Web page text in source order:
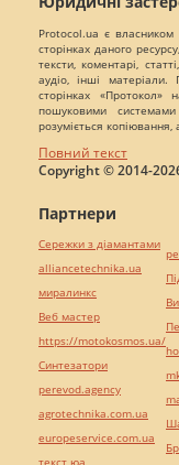
Protocol.ua є
сторінках даного
тексти, коментарі,
аудіо, інші
сторінках «Протокол»
пошуковими
розуміється
Повний текст
Copyright © 2014-
Партнери
Сережки з діамантами
alliancetechnika.ua
миралинкс
Веб мастер
https://motokosmos.ua/
Синтезатори
perevod.agency
agrotechnika.com.ua
europeservice.com.ua
текст юа